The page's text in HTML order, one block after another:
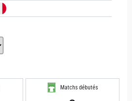
Matchs débutés